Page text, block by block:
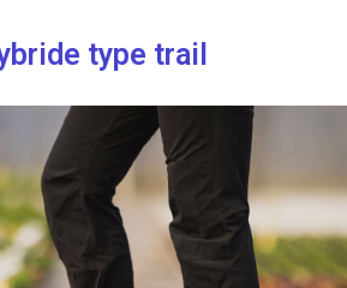
type trail